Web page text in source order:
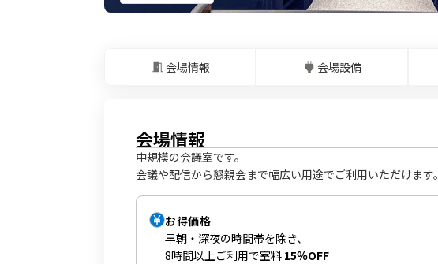
会場情報 会場設備
会場情報
中規模の会議室です。
会議や配信から懇親会まで幅広い用途でご利用いただけます。
お得価格
早朝・深夜の時間帯を除き、
8時間以上ご利用で室料 15％OFF